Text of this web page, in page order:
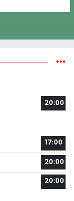
20:00
17:00
20:00
20:00